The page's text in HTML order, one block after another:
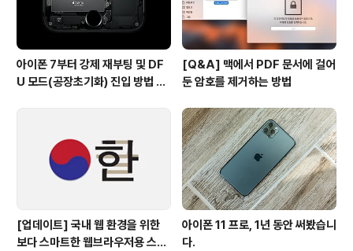
아이폰 7부터 강제 재부팅 및 DF
U 모드(공장초기화) 진입 방법 변
[Q&A] 맥에서 PDF 문서에 걸어
둔 암호를 제거하는 방법
[업데이트] 국내 웹 환경을 위한
보다 스마트한 웹브라우저용 스타
아이폰 11 프로, 1년 동안 써봤습니
다.